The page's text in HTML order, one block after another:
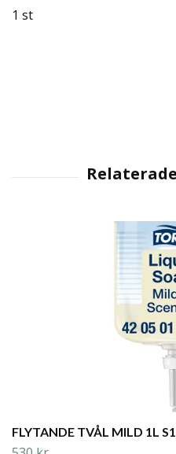
1 st
FLYTANDE TVÅL MILD 1L S1